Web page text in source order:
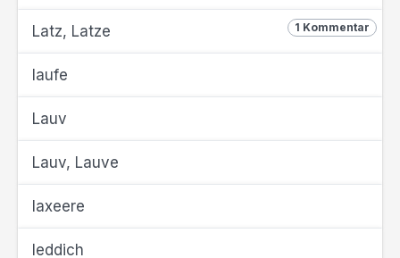
1 Kommentar
Latz, Latze
laufe
Lauv
Lauv, Lauve
laxeere
leddich